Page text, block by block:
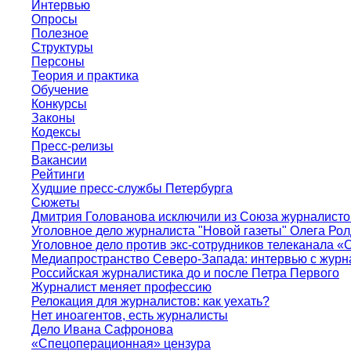
Интервью
Опросы
Полезное
Структуры
Персоны
Теория и практика
Обучение
Конкурсы
Законы
Кодексы
Пресс-релизы
Вакансии
Рейтинги
Худшие пресс-службы Петербурга
Сюжеты
Дмитрия Голованова исключили из Союза
Уголовное дело журналиста "Новой газеты" Олега
Уголовное дело против экс-сотрудников телеканала
Медиапространство Северо-Запада: интервью с
Российская журналистика до и после Петра Первого
Журналист меняет профессию
Релокация для журналистов: как уехать?
Нет иноагентов, есть журналисты
Дело Ивана Сафронова
«Спецоперационная» цензура